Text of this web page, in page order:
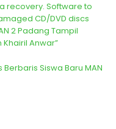
recovery. Software to
CD/DVD discs
2 Padang Tampil
Khairil Anwar”
Berbaris Siswa Baru MAN